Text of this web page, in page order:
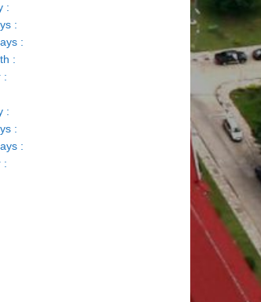
:
:
:
:
:
:
:
:
: